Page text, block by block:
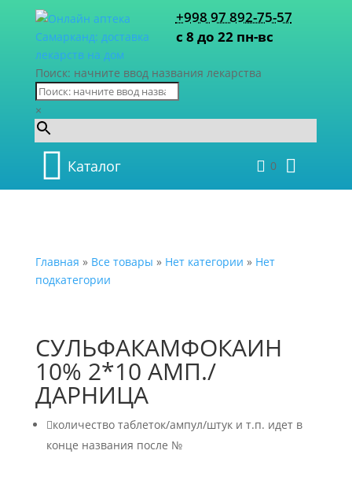
+998 97 892-75-57
с 8 до 22 пн-вс
Поиск: начните ввод названия лекарства
×
Каталог 0
Главная » Все товары » Нет категории » Нет
подкатегории
СУЛЬФАКАМФОКАИН
10% 2*10 АМП./
ДАРНИЦА
количество таблеток/ампул/штук и т.п. идет в
конце названия после №